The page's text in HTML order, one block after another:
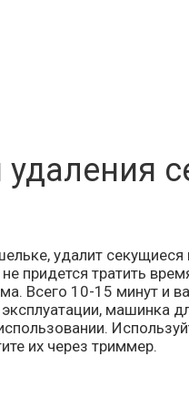
удалит
придется тратить
Всего 10-15 минут и
машинка
их через триммер.